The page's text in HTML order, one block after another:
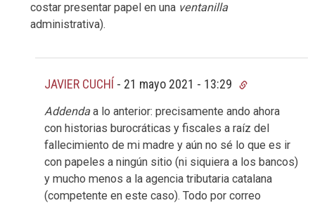
costar presentar papel en una ventanilla
administrativa).
JAVIER CUCHÍ - 21 mayo 2021 - 13:29
Addendaa lo anterior: precisamente ando ahora
con historias burocráticas y fiscales a raíz del
fallecimiento de mi madre y aún no sé lo que es ir
con papeles a ningún sitio (ni siquiera a los bancos)
y mucho menos a la agencia tributaria catalana
(competente en este caso). Todo por correo